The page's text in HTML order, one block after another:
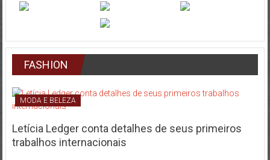
FASHION
MODA E BELEZA
Letícia Ledger conta detalhes de seus primeiros
trabalhos internacionais